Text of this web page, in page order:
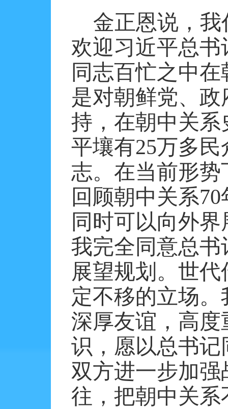
金正恩说，
欢迎习近平总
同志百忙之中
是对朝鲜党、
持，在朝中关
平壤有25万多民
志。在当前形
回顾朝中关系70
同时可以向外
我完全同意总
展望规划。世
定不移的立场
深厚友谊，高
识，愿以总书
双方进一步加
往，把朝中关